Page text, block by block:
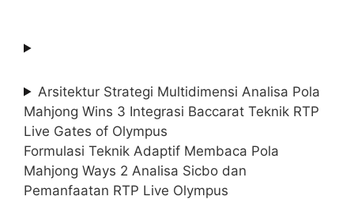
Arsitektur Strategi Multidimensi Analisa Pola
Mahjong Wins 3 Integrasi Baccarat Teknik RTP
Live Gates of Olympus
Formulasi Teknik Adaptif Membaca Pola
Mahjong Ways 2 Analisa Sicbo dan
Pemanfaatan RTP Live Olympus